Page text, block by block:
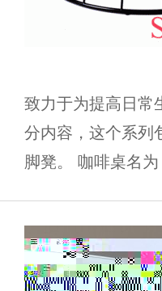
致力于为提高日常
分内容，这个系列
脚凳。 咖啡桌名